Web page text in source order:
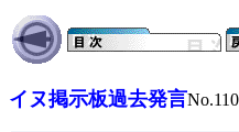
イヌ掲示板過去発言